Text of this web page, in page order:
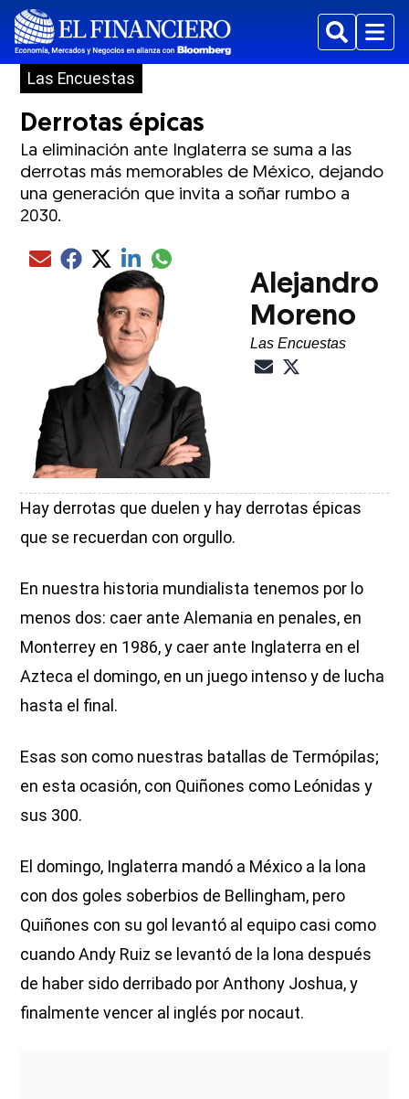
BuscarMenu
Las Encuestas
Derrotas épicas
La eliminación ante Inglaterra se suma a las
derrotas más memorables de México, dejando
una generación que invita a soñar rumbo a
2030.
Compartir el artículo actual mediante Email
Compartir el artículo actual mediante Facebook
Compartir el artículo actual mediante Twitter
Compartir el artículo actual mediante LinkedIn
Compartir el artículo actual mediante
Alejandro
Moreno
Las Encuestas
Hay derrotas que duelen y hay derrotas épicas
que se recuerdan con orgullo.
En nuestra historia mundialista tenemos por lo
menos dos: caer ante Alemania en penales, en
Monterrey en 1986, y caer ante Inglaterra en el
Azteca el domingo, en un juego intenso y de lucha
hasta el final.
Esas son como nuestras batallas de Termópilas;
en esta ocasión, con Quiñones como Leónidas y
sus 300.
El domingo, Inglaterra mandó a México a la lona
con dos goles soberbios de Bellingham, pero
Quiñones con su gol levantó al equipo casi como
cuando Andy Ruiz se levantó de la lona después
de haber sido derribado por Anthony Joshua, y
finalmente vencer al inglés por nocaut.